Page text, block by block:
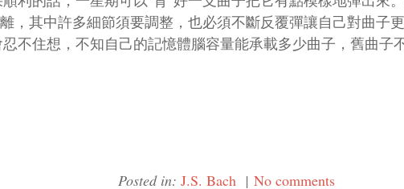
，其中許多細節須要調整，也必須不斷反覆彈讓自己對曲子
不住想，不知自己的記憶體腦容量能承載多少曲子，舊曲子
Posted in: J.S. Bach | No comments